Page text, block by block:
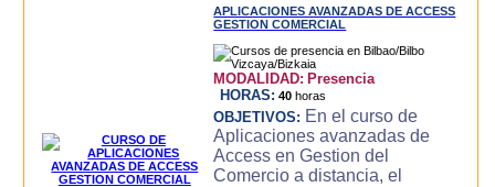
APLICACIONES AVANZADAS DE ACCESS
GESTION COMERCIAL
MODALIDAD: Presencia
HORAS: 40 horas
OBJETIVOS: En el curso de
Aplicaciones avanzadas de
Access en Gestion del
Comercio a distancia, el